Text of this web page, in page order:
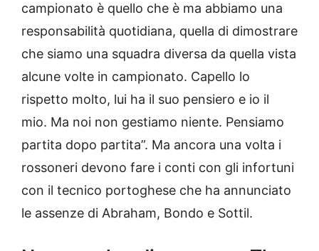
campionato è quello che è ma abbiamo una
responsabilità quotidiana, quella di dimostrare
che siamo una squadra diversa da quella vista
alcune volte in campionato. Capello lo
rispetto molto, lui ha il suo pensiero e io il
mio. Ma noi non gestiamo niente. Pensiamo
partita dopo partita”. Ma ancora una volta i
rossoneri devono fare i conti con gli infortuni
con il tecnico portoghese che ha annunciato
le assenze di Abraham, Bondo e Sottil.